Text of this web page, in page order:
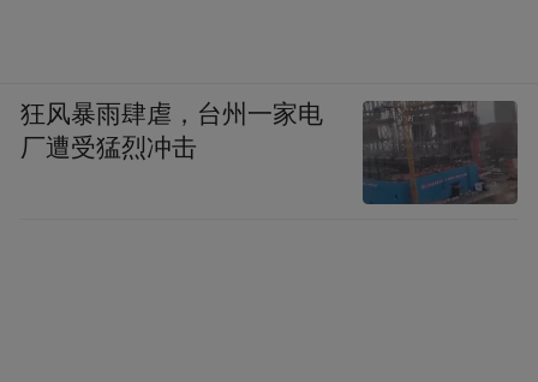
狂风暴雨肆虐，台州一家电
厂遭受猛烈冲击